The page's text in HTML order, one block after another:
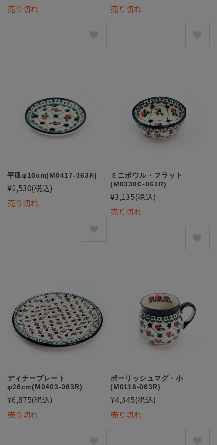
売り切れ
売り切れ
平皿φ10cm(M0417-063R)
¥2,530(税込)
売り切れ
ミニボウル・フラット
(M0330C-063R)
¥3,135(税込)
売り切れ
ディナープレート
φ26cm(M0403-063R)
¥6,875(税込)
売り切れ
ポーリッシュマグ・小
(M0116-063R)
¥4,345(税込)
売り切れ